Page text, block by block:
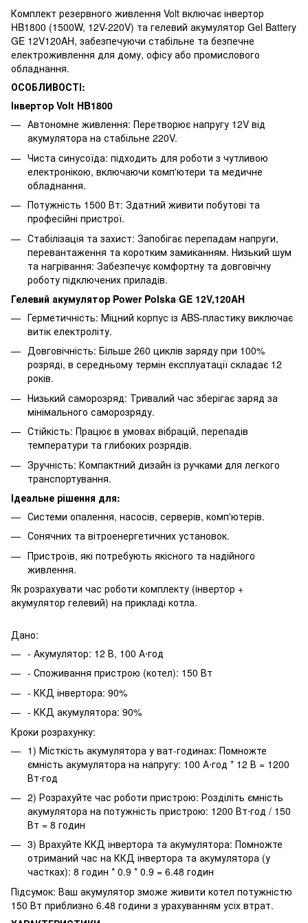
Комплект резервного живлення Volt включає інвертор
HB1800 (1500W, 12V-220V) та гелевий акумулятор Gel Battery
GE 12V120AH, забезпечуючи стабільне та безпечне
електроживлення для дому, офісу або промислового
обладнання.
ОСОБЛИВОСТІ:
Інвертор Volt HB1800
Автономне живлення: Перетворює напругу 12V від
акумулятора на стабільне 220V.
Чиста синусоїда: підходить для роботи з чутливою
електронікою, включаючи комп'ютери та медичне
обладнання.
Потужність 1500 Вт: Здатний живити побутові та
професійні пристрої.
Стабілізація та захист: Запобігає перепадам напруги,
перевантаження та коротким замиканням. Низький шум
та нагрівання: Забезпечує комфортну та довговічну
роботу підключених приладів.
Гелевий акумулятор Power Polska GE 12V,120AH
Герметичність: Міцний корпус із ABS-пластику виключає
витік електроліту.
Довговічність: Більше 260 циклів заряду при 100%
розряді, в середньому термін експлуатації складає 12
років.
Низький саморозряд: Тривалий час зберігає заряд за
мінімального саморозряду.
Стійкість: Працює в умовах вібрацій, перепадів
температури та глибоких розрядів.
Зручність: Компактний дизайн із ручками для легкого
транспортування.
Ідеальне рішення для:
Системи опалення, насосів, серверів, комп'ютерів.
Сонячних та вітроенергетичних установок.
Пристроїв, які потребують якісного та надійного
живлення.
Як розрахувати час роботи комплекту (інвертор +
акумулятор гелевий) на прикладі котла.
Дано:
- Акумулятор: 12 В, 100 А⋅год
- Споживання пристрою (котел): 150 Вт
- ККД інвертора: 90%
- ККД акумулятора: 90%
Кроки розрахунку:
1) Місткість акумулятора у ват-годинах: Помножте
ємність акумулятора на напругу: 100 А⋅год * 12 В = 1200
Вт⋅год
2) Розрахуйте час роботи пристрою: Розділіть ємність
акумулятора на потужність пристрою: 1200 Вт⋅год / 150
Вт = 8 годин
3) Врахуйте ККД інвертора та акумулятора: Помножте
отриманий час на ККД інвертора та акумулятора (у
частках): 8 годин * 0.9 * 0.9 = 6.48 годин
Підсумок: Ваш акумулятор зможе живити котел потужністю
150 Вт приблизно 6.48 години з урахуванням усіх втрат.